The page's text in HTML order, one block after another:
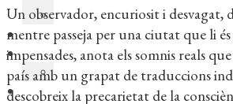
Un observador, encuriosit i desvagat,
mentre passeja per una ciutat que li
impensades, anota els somnis reals
país amb un grapat de traduccions
descobreix la precarietat de la